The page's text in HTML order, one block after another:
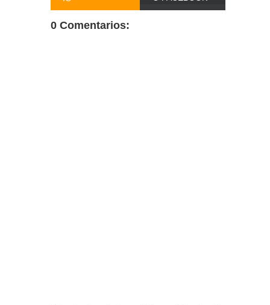
0 Comentarios: